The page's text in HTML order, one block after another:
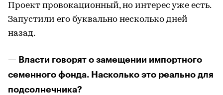
Проект провокационный, но интерес уже есть.
Запустили его буквально несколько дней
назад.
— Власти говорят о замещении импортного
семенного фонда. Насколько это реально для
подсолнечника?